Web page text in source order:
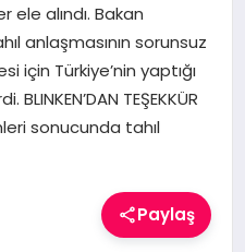
alındı. Bakan
anlaşmasının sorunsuz
için Türkiye’nin yaptığı
TEŞEKKÜR
sonucunda tahıl
Paylaş